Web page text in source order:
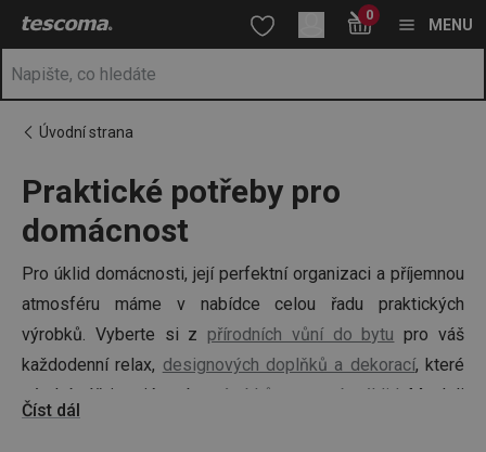
Nacházíte se na stránce Vše pro domácnost od Tescomy |
Přejít na hlavní obsah
Přejít na vyhledávání
Přejít na navigaci 0
MENU
Úvodní strana
Praktické potřeby pro
domácnost
Pro úklid domácnosti, její perfektní organizaci a příjemnou
atmosféru máme v nabídce celou řadu praktických
výrobků. Vyberte si z přírodních vůní do bytu pro váš
každodenní relax, designových doplňků a dekorací, které
zútulní váš interiér nebo
výrobků pro mytí a úklid . Mysleli
jsme také na stabilní žehlicí prkno a napařovací žehličku,
Číst dál